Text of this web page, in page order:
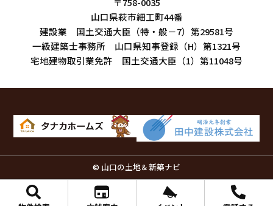
山口県萩市細工町44番
建設業 国土交通大臣（特・般－7）第29581号
一級建築士事務所 山口県知事登録（H）第1321号
宅地建物取引業免許 国土交通大臣（1）第11048号
© 山口の土地＆新築ナビ